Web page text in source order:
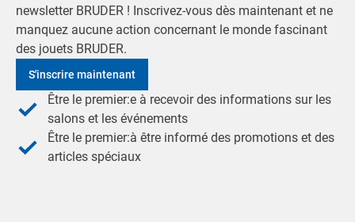
newsletter BRUDER ! Inscrivez-vous dès maintenant et ne
manquez aucune action concernant le monde fascinant
des jouets BRUDER.
S'inscrire maintenant
Être le premier:e à recevoir des informations sur les
salons et les événements
Être le premier:à être informé des promotions et des
articles spéciaux